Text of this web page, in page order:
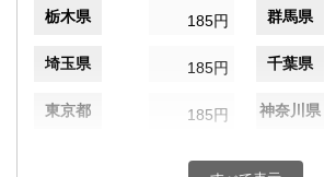
栃木県 185円 群馬県
埼玉県 185円 千葉県
東京都 185円 神奈川県
185円 富山県